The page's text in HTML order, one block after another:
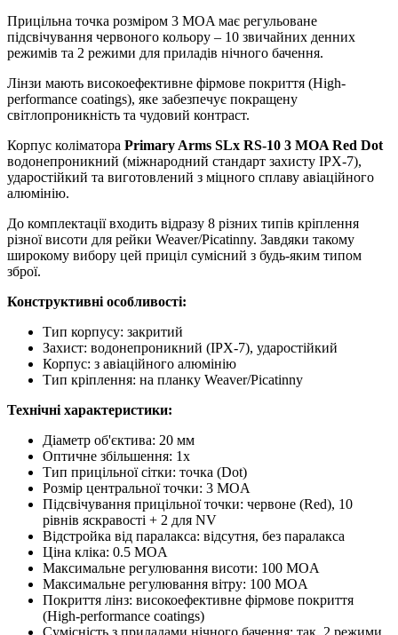
Прицільна точка розміром 3 MOA має регульоване
підсвічування червоного кольору – 10 звичайних денних
режимів та 2 режими для приладів нічного бачення.
Лінзи мають високоефективне фірмове покриття (High-
performance coatings), яке забезпечує покращену
світлопроникність та чудовий контраст.
Корпус коліматора Primary Arms SLx RS-10 3 MOA Red Dot
водонепроникний (міжнародний стандарт захисту IPX-7),
ударостійкий та виготовлений з міцного сплаву авіаційного
алюмінію.
До комплектації входить відразу 8 різних типів кріплення
різної висоти для рейки Weaver/Picatinny. Завдяки такому
широкому вибору цей приціл сумісний з будь-яким типом
зброї.
Конструктивні особливості:
Тип корпусу: закритий
Захист: водонепроникний (IPX-7), ударостійкий
Корпус: з авіаційного алюмінію
Тип кріплення: на планку Weaver/Picatinny
Технічні характеристики:
Діаметр об'єктива: 20 мм
Оптичне збільшення: 1x
Тип прицільної сітки: точка (Dot)
Розмір центральної точки: 3 MOA
Підсвічування прицільної точки: червоне (Red), 10
рівнів яскравості + 2 для NV
Відстройка від паралакса: відсутня, без паралакса
Ціна кліка: 0.5 MOA
Максимальне регулювання висоти: 100 MOA
Максимальне регулювання вітру: 100 MOA
Покриття лінз: високоефективне фірмове покриття
(High-performance coatings)